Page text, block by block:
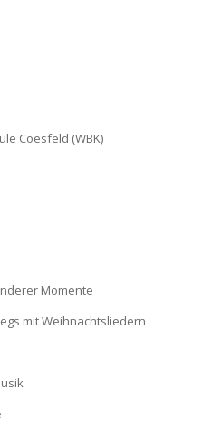
Coesfeld (WBK)
Momente
mit Weihnachtsliedern